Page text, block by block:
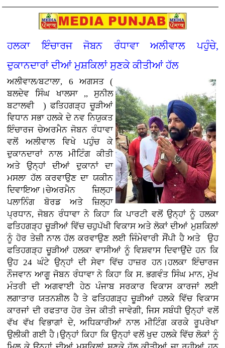
ਹਲਕਾ ਇੰਚਾਰਜ ਜੋਬਨ ਰੰਧਾਵਾ ਅਲੀਵਾਲ ਪਹੁੰਚੇ,
ਦੁਕਾਨਦਾਰਾਂ ਦੀਆਂ ਮੁਸ਼ਕਿਲਾਂ ਸੁਣਕੇ ਕੀਤੀਆਂ ਹੱਲ
ਅਲੀਵਾਲ/ਬਟਾਲਾ, 6 ਅਗਸਤ (
ਬਲਦੇਵ ਸਿੰਘ ਖਾਲਸਾ ,, ਸੁਨੀਲ
ਬਟਾਲਵੀ ) ਫਤਿਹਗੜ੍ਹ ਚੂੜੀਆਂ
ਵਿਧਾਨ ਸਭਾ ਹਲਕੇ ਦੇ ਨਵ ਨਿਯੁਕਤ
ਇੰਚਾਰਜ ਚੇਅਰਮੈਨ ਜੋਬਨ ਰੰਧਾਵਾ
ਵਲੋਂ ਅਲੀਵਾਲ ਵਿਖੇ ਪਹੁੰਚ ਕੇ
ਦੁਕਾਨਦਾਰਾਂ ਨਾਲ ਮੀਟਿੰਗ ਕੀਤੀ
ਅਤੇ ਉਨ੍ਹਾਂ ਦੀਆਂ ਦੁਕਾਨਾਂ ਦਾ
ਮਸਲਾ ਹੱਲ ਕਰਵਾਉਣ ਦਾ ਯਕੀਨ
ਦਿਵਾਇਆ।ਚੇਅਰਮੈਨ ਜ਼ਿਲ੍ਹਾ
ਪਲਾਨਿੰਗ ਬੋਰਡ ਅਤੇ ਜ਼ਿਲ੍ਹਾ
ਪ੍ਰਧਾਨ, ਜੋਬਨ ਰੰਧਾਵਾ ਨੇ ਕਿਹਾ ਕਿ ਪਾਰਟੀ ਵਲੋਂ ਉਨ੍ਹਾਂ ਨੂੰ ਹਲਕਾ
ਫਤਿਹਗੜ੍ਹ ਚੂੜੀਆਂ ਵਿੱਚ ਚਹੁਪੱਖੀ ਵਿਕਾਸ ਅਤੇ ਲੋਕਾਂ ਦੀਆਂ ਮੁਸ਼ਕਿਲਾਂ
ਨੂੰ ਹੋਰ ਤੇਜ਼ੀ ਨਾਲ ਹੱਲ ਕਰਵਾਉਣ ਲਈ ਜਿੰਮੇਵਾਰੀ ਸੌਂਪੀ ਹੈ ਅਤੇ ਉਹ
ਫਤਿਹਗੜ੍ਹ ਚੂੜੀਆਂ ਹਲਕਾ ਵਾਸੀਆਂ ਨੂੰ ਵਿਸ਼ਵਾਸ ਦਿਵਾਉਂਦੇ ਹਨ ਕਿ
ਉਹ 24 ਘੰਟੇ ਉਨ੍ਹਾਂ ਦੀ ਸੇਵਾ ਵਿੱਚ ਹਾਜ਼ਰ ਹਨ।ਹਲਕਾ ਇੰਚਾਰਜ
ਨੌਜਵਾਨ ਆਗੂ ਜੋਬਨ ਰੰਧਾਵਾ ਨੇ ਕਿਹਾ ਕਿ ਸ. ਭਗਵੰਤ ਸਿੰਘ ਮਾਨ, ਮੁੱਖ
ਮੰਤਰੀ ਦੀ ਅਗਵਾਈ ਹੇਠ ਪੰਜਾਬ ਸਰਕਾਰ ਵਿਕਾਸ ਕਾਰਜਾਂ ਲਈ
ਲਗਾਤਾਰ ਯਤਨਸ਼ੀਲ ਹੈ ਤੇ ਫਤਿਹਗੜ੍ਹ ਚੂੜੀਆਂ ਹਲਕੇ ਵਿੱਚ ਵਿਕਾਸ
ਕਾਰਜਾਂ ਦੀ ਰਫਤਾਰ ਹੋਰ ਤੇਜ ਕੀਤੀ ਜਾਵੇਗੀ, ਜਿਸ ਸਬੰਧੀ ਉਨ੍ਹਾਂ ਵਲੋਂ
ਵੱਖ ਵੱਖ ਵਿਭਾਗਾਂ ਦੇ, ਅਧਿਕਾਰੀਆਂ ਨਾਲ ਮੀਟਿੰਗ ਕਰਕੇ ਰੂਪਰੇਖਾ
ਉਲੀਕੀ ਗਈ ਹੈ।ਉਨ੍ਹਾਂ ਕਿਹਾ ਕਿ ਉਨ੍ਹਾਂ ਵਲੋਂ ਖੁਦ ਹਲਕੇ ਵਿੱਚ ਲੋਕਾਂ ਨੂੰ